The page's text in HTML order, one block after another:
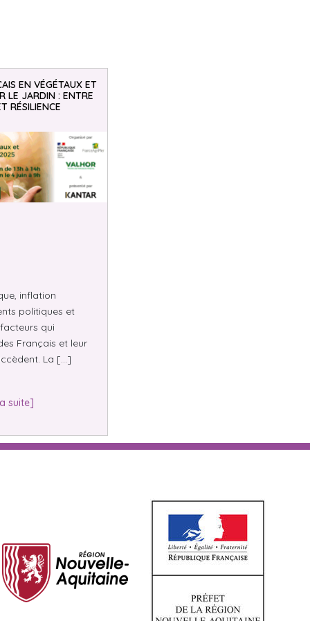
EN VÉGÉTAUX ET
LE JARDIN : ENTRE
RÉSILIENCE
inflation
politiques et
qui
Français et leur
La […]
suite]